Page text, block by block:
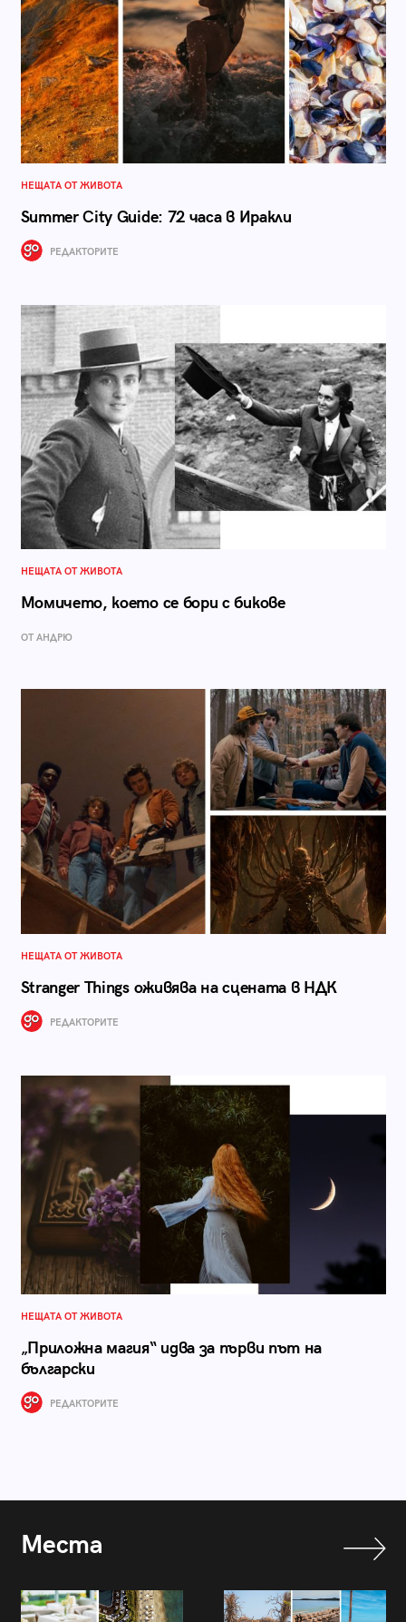
НЕЩАТА ОТ ЖИВОТА
Summer City Guide: 72 часа в Иракли
РЕДАКТОРИТЕ
НЕЩАТА ОТ ЖИВОТА
Момичето, което се бори с бикове
ОТ АНДРЮ
НЕЩАТА ОТ ЖИВОТА
Stranger Things оживява на сцената в НДК
РЕДАКТОРИТЕ
НЕЩАТА ОТ ЖИВОТА
„Приложна магия“ идва за първи път на
български
РЕДАКТОРИТЕ
Места